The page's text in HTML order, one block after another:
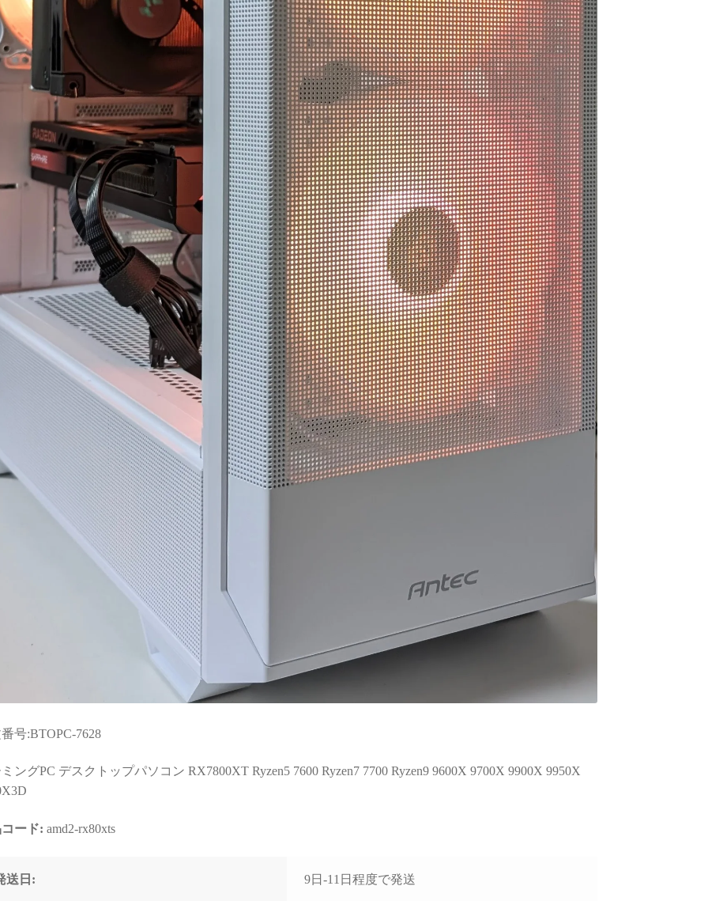
号:BTOPC-7628
ングPC デスクトップパソコン RX7800XT Ryzen5 7600 Ryzen7 7700 Ryzen9 9600X 9700X 9900X 9950X
ード: amd2-rx80xts
送日: 9日-11日程度で発送
症状が出ている
応ポートがAMD
USBコントローラ
されている可能性
となど、マザーボ
様やUSBコントロ
違いまで踏み込ん
ていただきまし
付けHDDケース側
メーカー見解、
の違い、5Gbpsと
帯域差、HDDの実
ケーブル品質や相
性まで、非常に専
分かりやすく整理
だきました。結果
PC本体の故障では
定の外付けHDDケ
ポートの組み合
る相性の可能性が
が分かり、安心し
続けられるように
質問に対しても毎
返信してくださ
に応じてメーカー
め方や追加で確認
容まで案内してい
した。購入後のト
談にも真摯に対応
れる方には大変お
かなと思ったらそちらから
探してみるのもいいかもし
れません。
梱包は丁寧でPCには傷や汚
れは一切ありません。ネッ
ト回線があればすぐに使用
できたのでゲームにログイ
ンできて助かりました。
PC本体だけを買い替えたい
という人にはオススメで
す。設置やセットアップ、
周辺パーツの購入、電話で
のアフターサービスなどと
にかく一から十までおまか
せしたい人には向かないと
思います。
今後また買い換えることが
あればこちらのお店を利用
したいです。
などが分かりやすく明記さ
れているので選ぶうえでの
参考にもしやすかったで
す！
また、気になる点などはLINE
での連絡が可能なので個別
での相談も受け付けてくれ
ます！
こちらでのリピ買いやアッ
プグレードされてる方も多
いみたいなので私も次回も
こちらで購入しようと思っ
ています
総合的にとても満足できる
お買い物でした
今回BTOでの購入は初めて
でしたが、主にゲーム用途
で不要となるWindows 11の
設定があらかじめオフにさ
れており、購入後にほとん
ど設定を触る必要がなかっ
た点はとても好印象です。
フルカスタムにも対応して
いるため、構成にこだわり
たい人でも安心して利用で
きると思います。
次回PCを購入する際も、こ
ちらのサイトで注文しよう
と思います。